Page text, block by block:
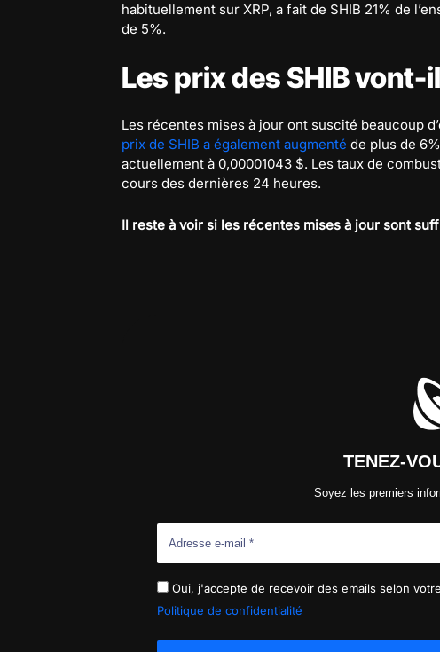
habituellement sur XRP, a fait de SHIB 21% de
de 5%.
Les prix des SHIB
Les récentes mises à jour ont suscité beaucoup
prix de SHIB a également augmenté de plus de
actuellement à 0,00001043 $. Les taux de
cours des dernières 24 heures.
Il reste à voir si les récentes mises à jour sont
TENEZ-
Soyez les premiers
Oui, j'accepte de recevoir des emails selon
Politique de confidentialité